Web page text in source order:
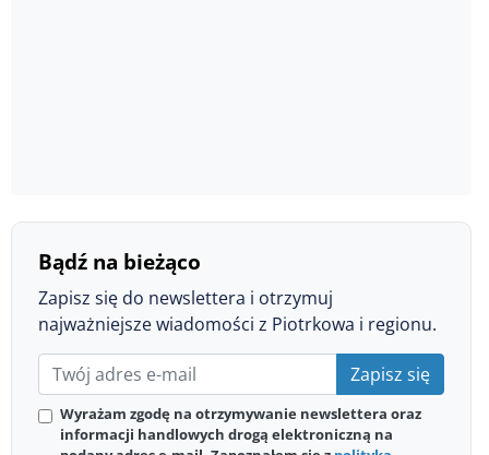
Bądź na bieżąco
Zapisz się do newslettera i otrzymuj
najważniejsze wiadomości z Piotrkowa i regionu.
Zapisz się
Wyrażam zgodę na otrzymywanie newslettera oraz
informacji handlowych drogą elektroniczną na